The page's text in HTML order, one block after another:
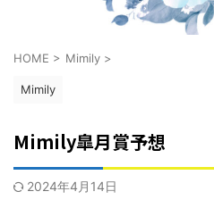
HOME > Mimily >
Mimily
Mimily皐月賞予想
2024年4月14日